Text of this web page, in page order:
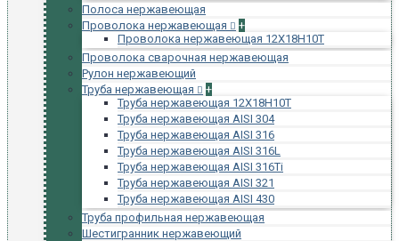
Полоса нержавеющая
Проволока нержавеющая
+
Проволока нержавеющая 12Х18Н10Т
Проволока сварочная нержавеющая
Рулон нержавеющий
Труба нержавеющая
+
Труба нержавеющая 12Х18Н10Т
Труба нержавеющая AISI 304
Труба нержавеющая AISI 316
Труба нержавеющая AISI 316L
Труба нержавеющая AISI 316Ti
Труба нержавеющая AISI 321
Труба нержавеющая AISI 430
Труба профильная нержавеющая
Шестигранник нержавеющий